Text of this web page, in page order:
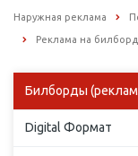
Наружная реклама
Реклама на
Билборды
Digital Формат